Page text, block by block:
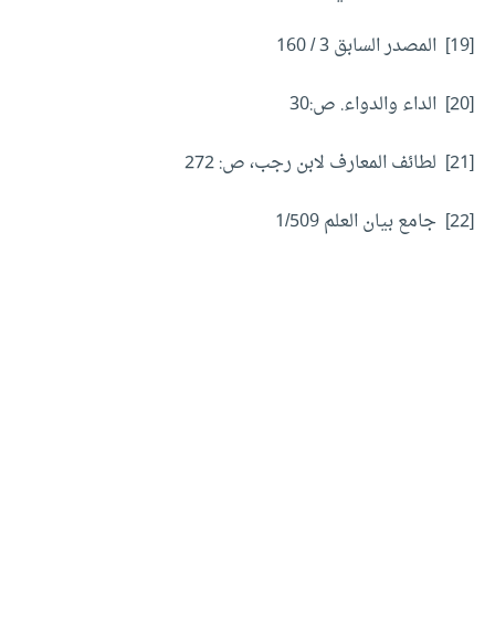
[19] المصدر السابق 3 / 160
[20] الداء والدواء. ص:30
[21] لطائف المعارف لابن رجب، ص: 272
[22] جامع بيان العلم 1/509